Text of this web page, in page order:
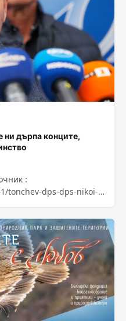
дърпа конците,
:
tonchev-dps-dps-nikoi-